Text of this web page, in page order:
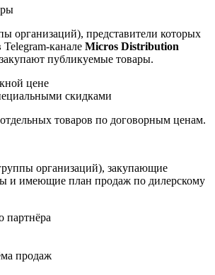
организаций), представители которых
канале Micros Distribution
публикуемые товары.
цене
скидками
товаров по договорным ценам.
организаций), закупающие
и имеющие план продаж по дилерскому
партнёра
продаж